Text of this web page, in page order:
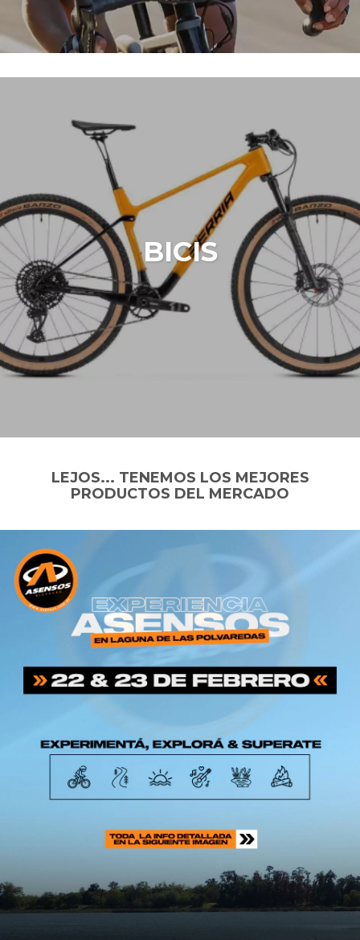
BICIS
LEJOS... TENEMOS LOS MEJORES
PRODUCTOS DEL MERCADO